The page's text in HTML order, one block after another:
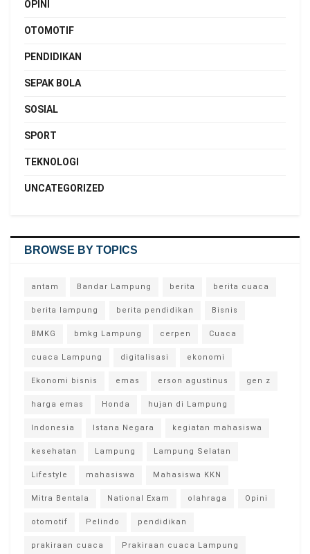
OPINI
OTOMOTIF
PENDIDIKAN
SEPAK BOLA
SOSIAL
SPORT
TEKNOLOGI
UNCATEGORIZED
BROWSE BY TOPICS
antam Bandar Lampung berita berita cuaca
berita lampung berita pendidikan Bisnis
BMKG bmkg Lampung cerpen Cuaca
cuaca Lampung digitalisasi ekonomi
Ekonomi bisnis emas erson agustinus gen z
harga emas Honda hujan di Lampung
Indonesia Istana Negara kegiatan mahasiswa
kesehatan Lampung Lampung Selatan
Lifestyle mahasiswa Mahasiswa KKN
Mitra Bentala National Exam olahraga Opini
otomotif Pelindo pendidikan
prakiraan cuaca Prakiraan cuaca Lampung